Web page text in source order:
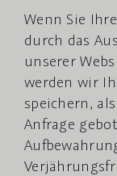
Wenn Sie
durch das
unserer
werden wir
speichern,
Anfrage